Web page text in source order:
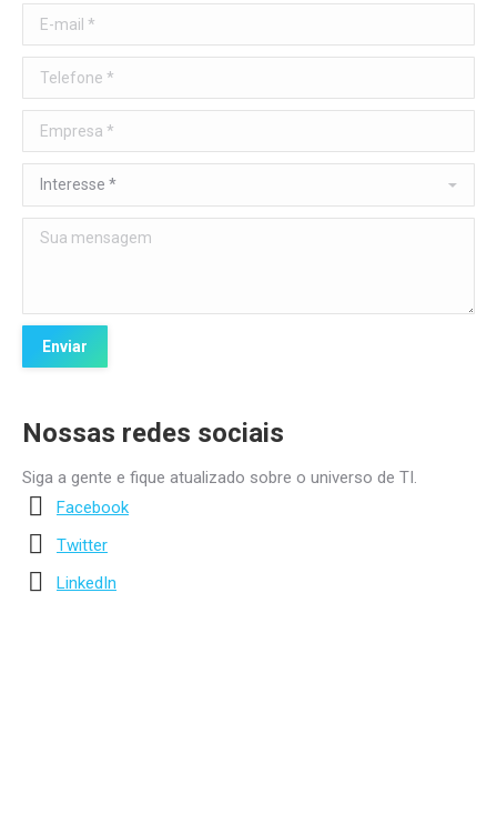
Nossas redes sociais
Siga a gente e fique atualizado sobre o universo de TI.
Facebook
Twitter
LinkedIn